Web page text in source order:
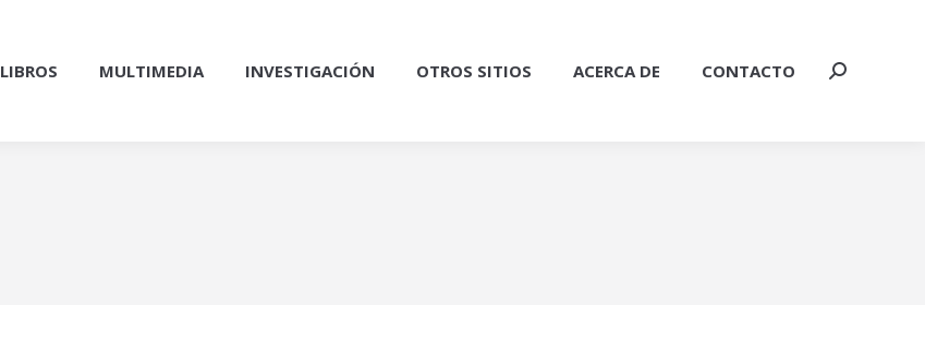
LIBROS MULTIMEDIA INVESTIGACIÓN OTROS SITIOS ACERCA DE CONTACTO Buscar: